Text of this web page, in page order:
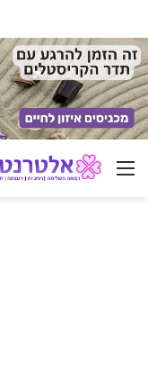
ניווט באתר